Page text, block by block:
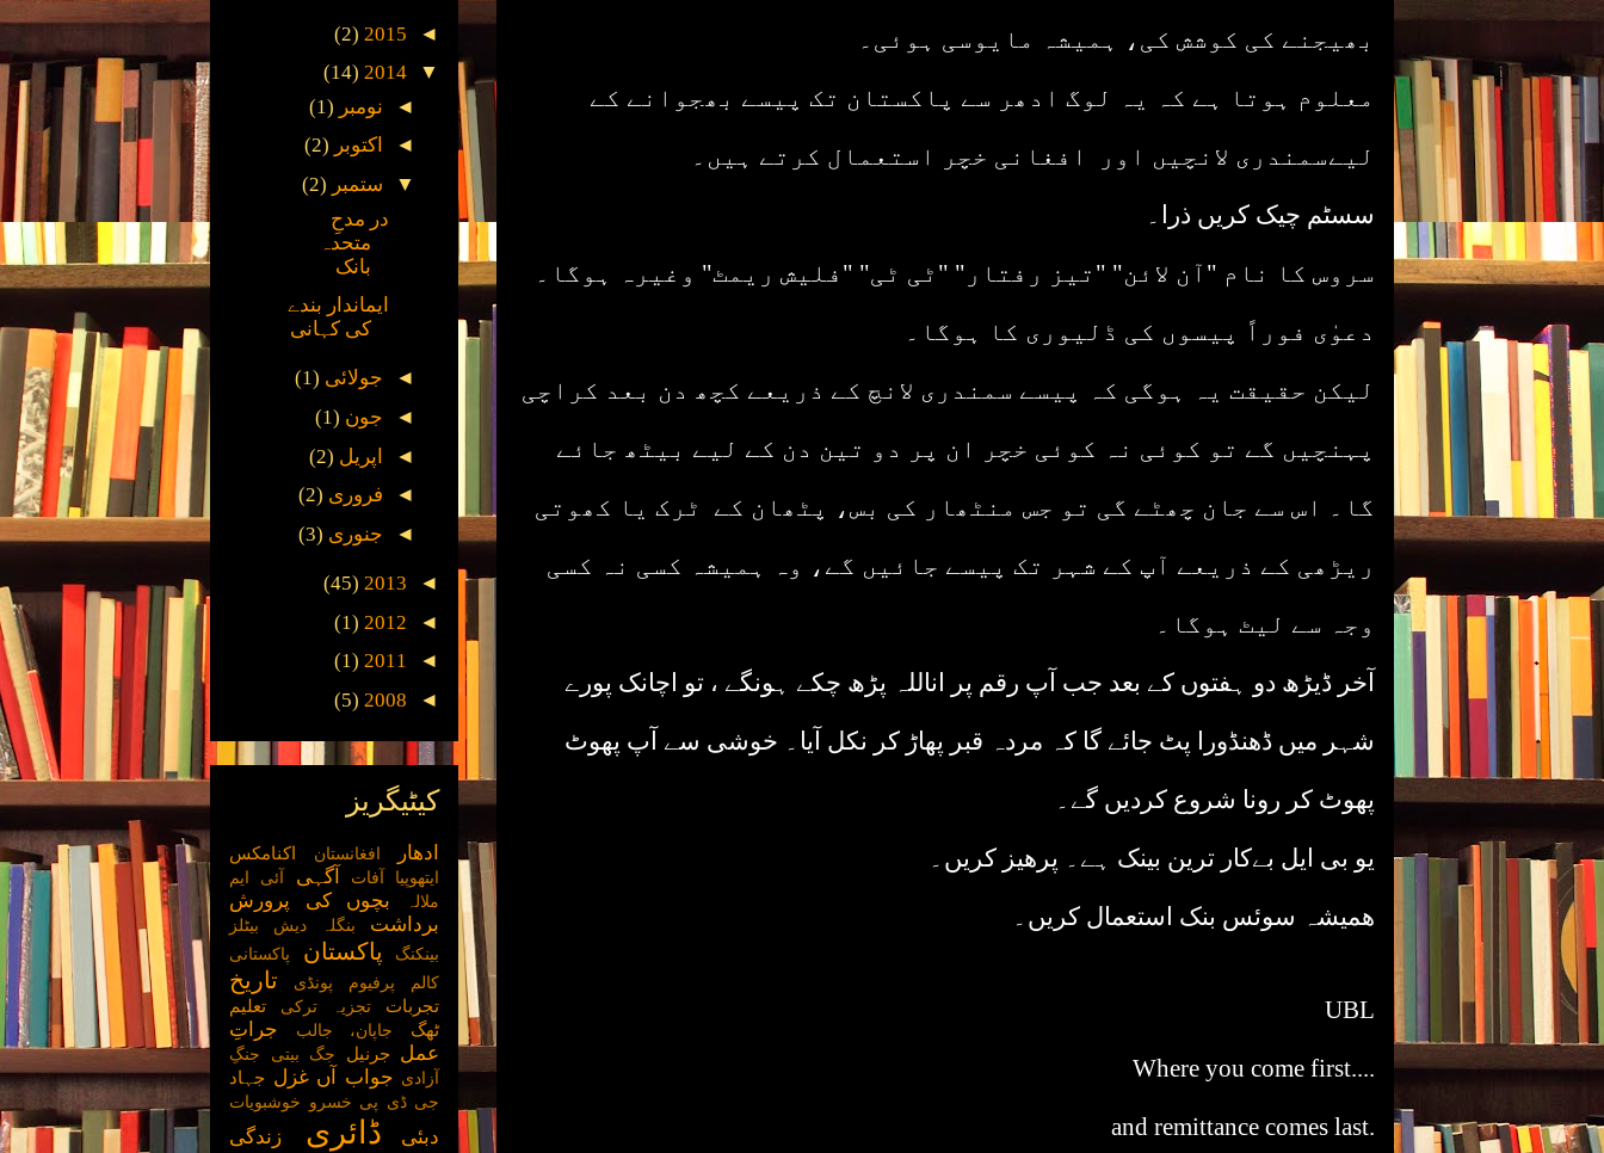
بھیجنے کی کوشش کی، ہمیشہ مایوسی ہوئی۔
معلوم ہوتا ہے کہ یہ لوگ ادھر سے پاکستان تک پیسے بھجوانے کے
لیےسمندری لانچیں اور افغانی خچر استعمال کرتے ہیں۔
سسٹم چیک کریں ذرا۔
سروس کا نام "آن لائن" "تیز رفتار" "ٹی ٹی" "فلیش ریمٹ" وغیرہ ہوگا۔
دعوٰی فوراً پیسوں کی ڈلیوری کا ہوگا۔
لیکن حقیقت یہ ہوگی کہ پیسے سمندری لانچ کے ذریعے کچھ دن بعد کراچی
پہنچیں گے تو کوئی نہ کوئی خچر ان پر دو تین دن کے لیے بیٹھ جائے
گا۔ اس سے جان چھٹے گی تو جس منٹھار کی بس، پٹھان کے ٹرک یا کھوتی
ریڑھی کے ذریعے آپ کے شہر تک پیسے جائیں گے، وہ ہمیشہ کسی نہ کسی
وجہ سے لیٹ ہوگا۔
آخر ڈیڑھ دو ہفتوں کے بعد جب آپ رقم پر اناللہ پڑھ چکے ہونگے ، تو اچانک پورے
شہر میں ڈھنڈورا پٹ جائے گا کہ مردہ قبر پھاڑ کر نکل آیا۔ خوشی سے آپ پھوٹ
پھوٹ کر رونا شروع کردیں گے۔
یو بی ایل بےکار ترین بینک ہے۔ پرھیز کریں۔
ھمیشہ سوئس بنک استعمال کریں۔
UBL
Where you come first....
and remittance comes last.
◄
2015
(2)
▼
2014
(14)
◄ نومبر (1)
◄
اکتوبر (2)
▼ ستمبر (2)
در مدحِ
متحدہ
بانک
ایماندار بندے
کی کہانی
◄ جولائی (1)
◄ جون (1)
◄
اپریل (2)
◄ فروری (2)
◄ جنوری (3)
◄
2013
(45)
◄
2012
(1)
◄
2011
(1)
◄
2008
(5)
کیٹیگریز
ادھار افغانستان اکنامکس
ایتھوپیا آفات آگہی
آئی ایم
ملالہ
بچوں کی پرورش
برداشت
بنگلہ دیش
بیٹلز
بینکنگ
پاکستان
پاکستانی
کالم
پرفیوم پونڈی تاریخ
تجربات تجزیہ ترکی
تعلیم
ٹھگ
جاپان، جالب
جراتِ
عمل جرنیل جگ بیتی
جنگِ
آزادی جواب آں غزل جہاد
جی ڈی پی خسرو خوشبویات
دبئی ڈائری زندگی